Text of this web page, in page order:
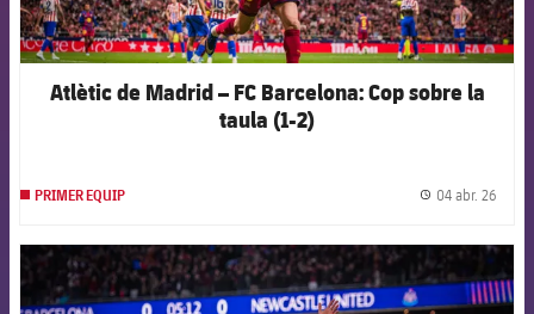
Atlètic de Madrid – FC Barcelona: Cop sobre la
taula (1-2)
PRIMER EQUIP 04 abr. 26
FCB Barcelona badge